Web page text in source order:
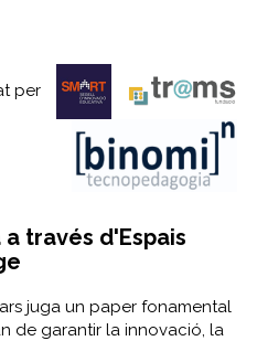
per
través d'Espais
juga un paper fonamental
de garantir la innovació, la